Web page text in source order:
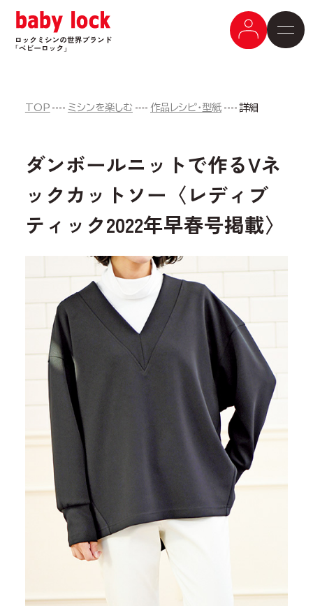
TOP ミシンを楽しむ 作品レシピ・型紙 詳細
ダンボールニットで作るVネ
ックカットソー〈レディブ
ティック2022年早春号掲載〉